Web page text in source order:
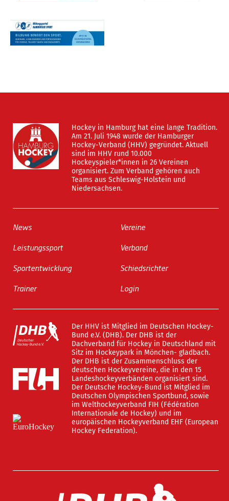
Hockey in Hamburg hat eine lange Tradition.
Am 21. Juli 1948 wurde der Hamburger
Hockey-Verband (HHV) gegründet. Aktuell
sind im HHV rund 10.000
Hockeyspieler*innen in 26 Vereinen
organisiert. Zum Verband gehören auch
Teams aus Schleswig-Holstein und
Niedersachsen.
News
Leistungssport
Sportentwicklung
Trainer
Vereine
Verband
Schiedsrichter
Login
Der HHV ist Mitglied im Deutschen Hockey-
Bund e.V. (DHB). Der DHB ist der
Dachverband für Hockey in Deutschland mit
Sitz im Hockeypark in Mönchen- gladbach.
Der DHB ist der Zusammenschluss der
deutschen Hockeyvereine, die in den 15
Landeshockeyverbänden organisiert sind.
Der Deutsche Hockey-Bund ist Mitglied im
Deutschen Olympischen Sportbund, sowie
im Welthockeyverband FIH (Fédération
Internationale de Hockey) und im
europäischen Hockeyverband EHF (European
Hockey Federation).